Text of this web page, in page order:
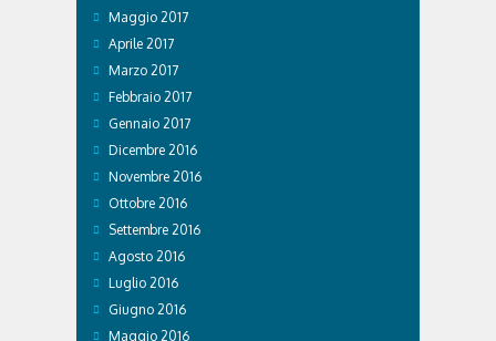
Maggio 2017
Aprile 2017
Marzo 2017
Febbraio 2017
Gennaio 2017
Dicembre 2016
Novembre 2016
Ottobre 2016
Settembre 2016
Agosto 2016
Luglio 2016
Giugno 2016
Maggio 2016